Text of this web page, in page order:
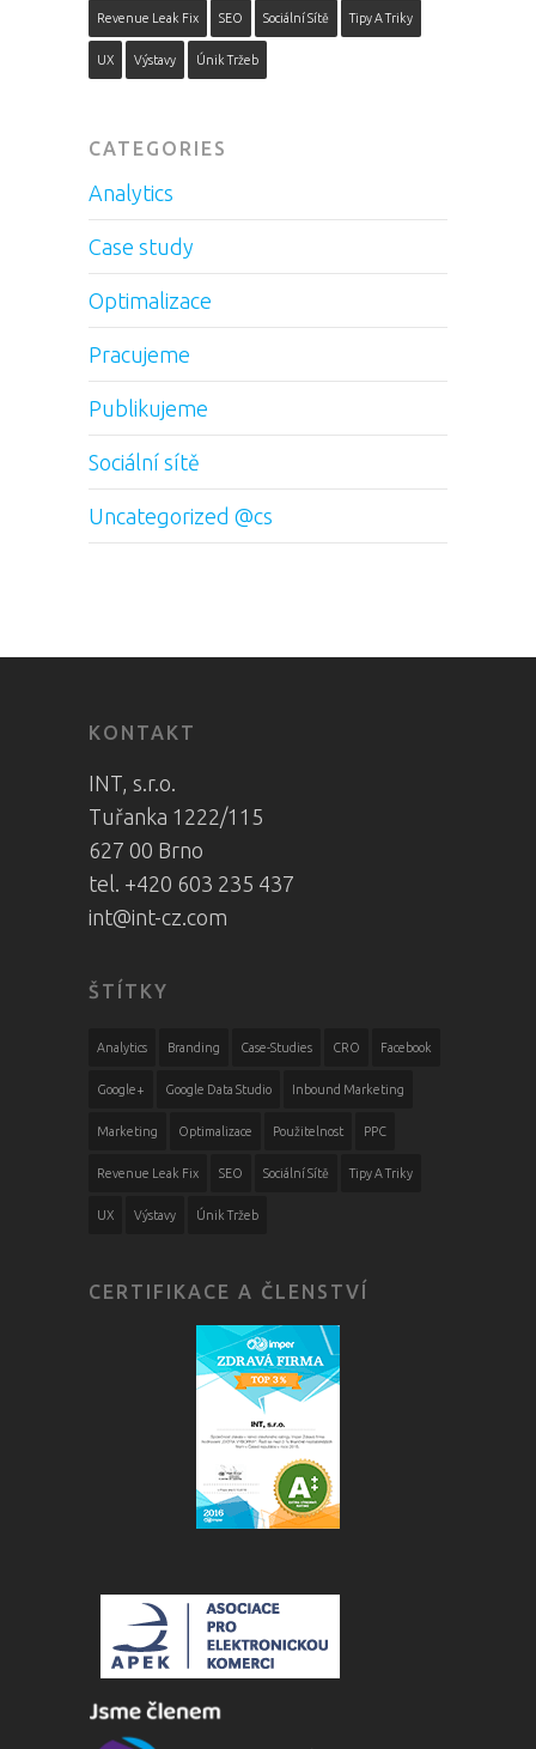
Revenue Leak Fix SEO Sociální Sítě Tipy A Triky
UX Výstavy Únik Tržeb
CATEGORIES
Analytics
Case study
Optimalizace
Pracujeme
Publikujeme
Sociální sítě
Uncategorized @cs
KONTAKT
INT, s.r.o.
Tuřanka 1222/115
627 00 Brno
tel. +420 603 235 437
int@int-cz.com
ŠTÍTKY
Analytics Branding Case-Studies CRO Facebook
Google+ Google Data Studio Inbound Marketing
Marketing Optimalizace Použitelnost PPC
Revenue Leak Fix SEO Sociální Sítě Tipy A Triky
UX Výstavy Únik Tržeb
CERTIFIKACE A ČLENSTVÍ